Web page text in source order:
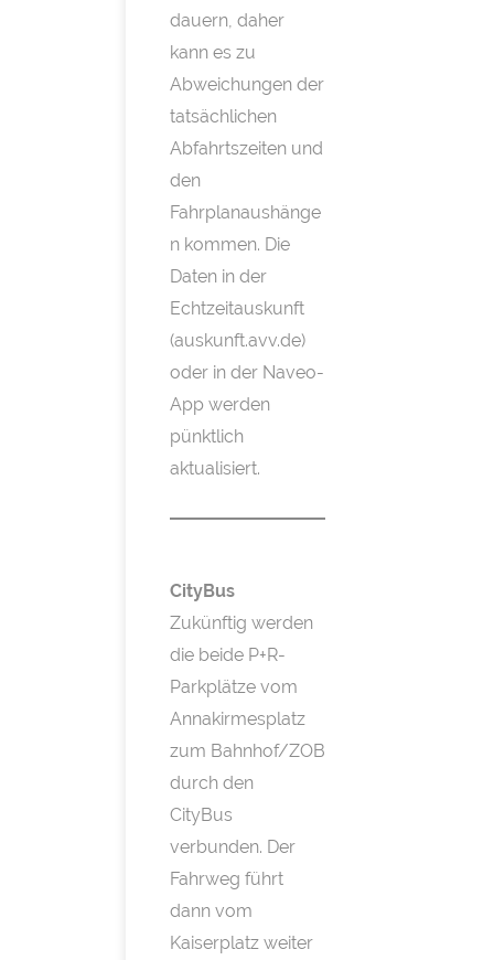
dauern, daher
kann es zu
Abweichungen der
tatsächlichen
Abfahrtszeiten und
den
Fahrplanaushänge
n kommen. Die
Daten in der
Echtzeitauskunft
(auskunft.avv.de)
oder in der Naveo-
App werden
pünktlich
aktualisiert.
CityBus
Zukünftig werden
die beide P+R-
Parkplätze vom
Annakirmesplatz
zum Bahnhof/ZOB
durch den
CityBus
verbunden. Der
Fahrweg führt
dann vom
Kaiserplatz weiter